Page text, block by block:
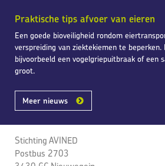
Praktische tips afvoer van eieren
Een goede bioveiligheid rondom
verspreiding van ziektekiemen te beperken.
bijvoorbeeld een vogelgriepuitbraak of een
groot.
Meer nieuws
Stichting AVINED
Postbus 2703